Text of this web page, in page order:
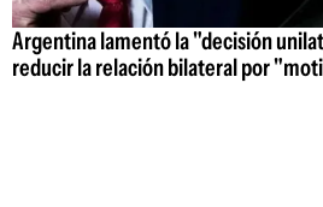
Argentina lamentó la "decisión
reducir la relación bilateral por